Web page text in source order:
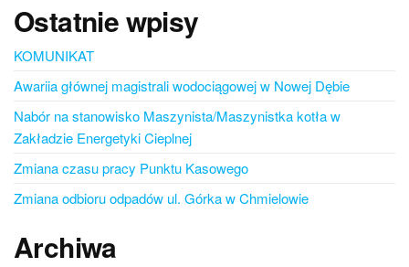
Ostatnie wpisy
KOMUNIKAT
Awariia głównej magistrali wodociągowej w Nowej Dębie
Nabór na stanowisko Maszynista/Maszynistka kotła w
Zakładzie Energetyki Cieplnej
Zmiana czasu pracy Punktu Kasowego
Zmiana odbioru odpadów ul. Górka w Chmielowie
Archiwa